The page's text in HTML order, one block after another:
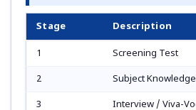
Stage Description
1 Screening Test
2 Subject
3 Interview / Viva-